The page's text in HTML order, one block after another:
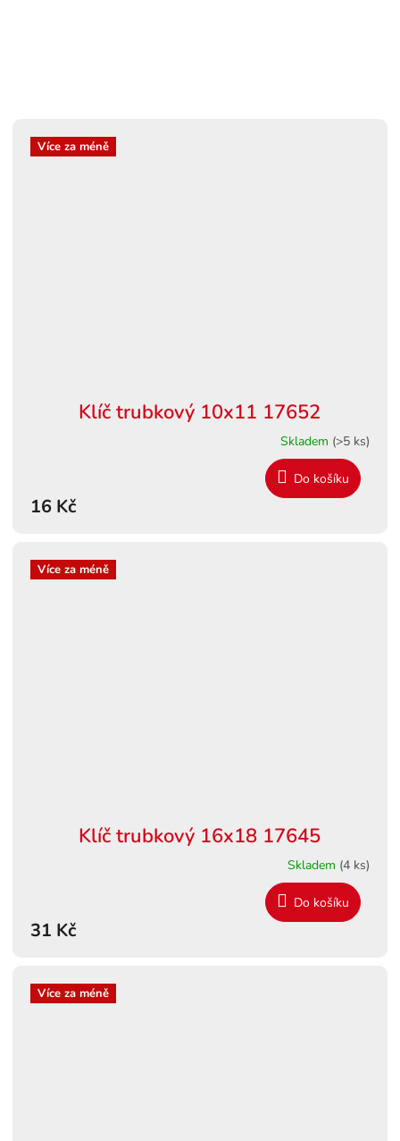
Více za méně
Klíč trubkový 10x11 17652
Skladem (>5 ks)
16 Kč
Do košíku
Více za méně
Klíč trubkový 16x18 17645
Skladem (4 ks)
31 Kč
Do košíku
Více za méně